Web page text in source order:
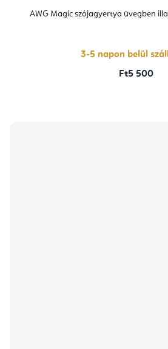
AWG Magic szójagyertya üvegben
3-5 napon belül
Ft5 500